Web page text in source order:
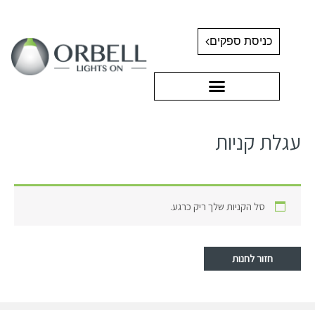
כניסת ספקים
עגלת קניות
סל הקניות שלך ריק כרגע.
חזור לחנות